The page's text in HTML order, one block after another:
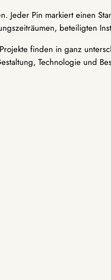
Jeder Pin markiert einen
beteiligten
finden in ganz
Technologie und